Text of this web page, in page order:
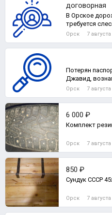
договорная
В Орское
требуется
и ремонту
Орск 7
Потерян
Джавид,
гарантирую.
Орск 7
6 000 ₽
Комплект
Орск 7
850 ₽
Сундук СССР
Орск 7